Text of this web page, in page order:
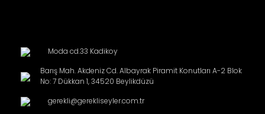
Moda cd.33 Kadikoy
Barış Mah. Akdeniz Cd. Albayrak Piramit Konutları A-2 Blok
No: 7 Dükkan 1, 34520 Beylikdüzü
gerekli@gerekliseyler.com.tr